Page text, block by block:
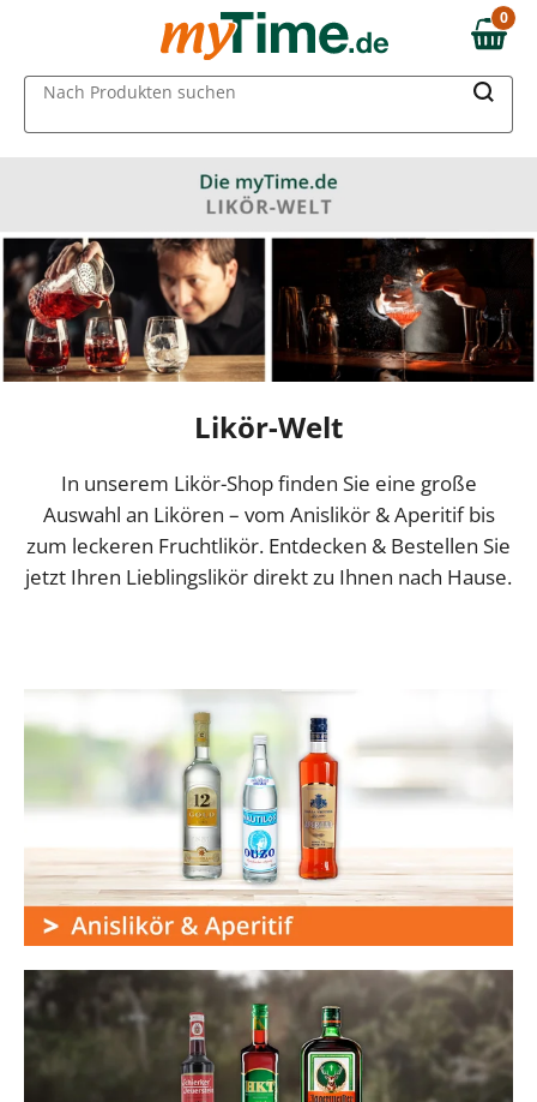
0,00 €
0
Nach Produkten suchen
Likör-Welt
In unserem Likör-Shop finden Sie eine große
Auswahl an Likören – vom Anislikör & Aperitif bis
zum leckeren Fruchtlikör. Entdecken & Bestellen Sie
jetzt Ihren Lieblingslikör direkt zu Ihnen nach Hause.